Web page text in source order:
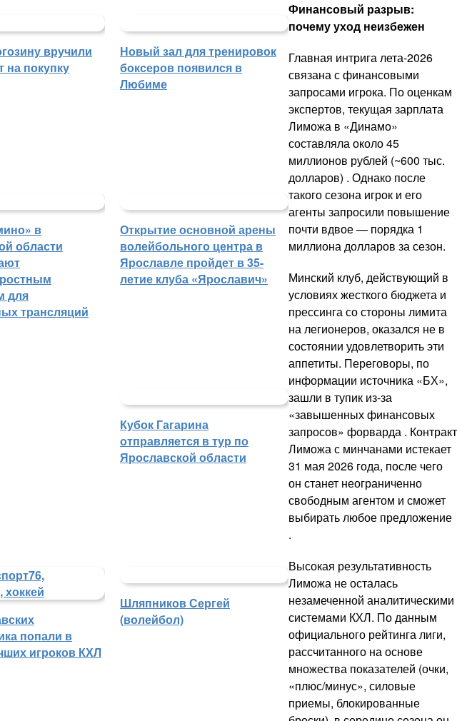
вручили
на покупку
Новый зал для тренировок
боксеров появился в
Любиме
в
области
для
трансляций
Открытие основной арены
волейбольного центра в
Ярославле пройдет в 35-
летие клуба «Ярославич»
Кубок Гагарина
отправляется в тур по
Ярославской области
попали в
игроков КХЛ
Шляпников Сергей
(волейбол)
Финансовый разрыв:
почему уход неизбежен
Главная интрига лета-2026
связана с финансовыми
запросами игрока. По оценкам
экспертов, текущая зарплата
Лиможа в «Динамо»
составляла около 45
миллионов рублей (~600 тыс.
долларов) . Однако после
такого сезона игрок и его
агенты запросили повышение
почти вдвое — порядка 1
миллиона долларов за сезон.
Минский клуб, действующий в
условиях жесткого бюджета и
прессинга со стороны лимита
на легионеров, оказался не в
состоянии удовлетворить эти
аппетиты. Переговоры, по
информации источника «БХ»,
зашли в тупик из-за
«завышенных финансовых
запросов» форварда . Контракт
Лиможа с минчанами истекает
31 мая 2026 года, после чего
он станет неограниченно
свободным агентом и сможет
выбирать любое предложение
.
Высокая результативность
Лиможа не осталась
незамеченной аналитическими
системами КХЛ. По данным
официального рейтинга лиги,
рассчитанного на основе
множества показателей (очки,
«плюс/минус», силовые
приемы, блокированные